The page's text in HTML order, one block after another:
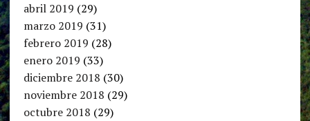
abril 2019 (29)
marzo 2019 (31)
febrero 2019 (28)
enero 2019 (33)
diciembre 2018 (30)
noviembre 2018 (29)
octubre 2018 (29)